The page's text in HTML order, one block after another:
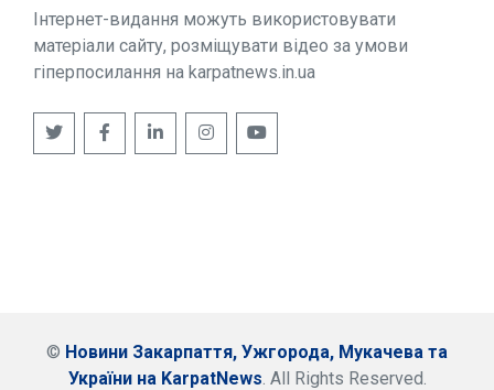
Інтернет-видання можуть використовувати
матеріали сайту, розміщувати відео за умови
гіперпосилання на karpatnews.in.ua
© Новини Закарпаття, Ужгорода, Мукачева та
України на KarpatNews. All Rights Reserved.